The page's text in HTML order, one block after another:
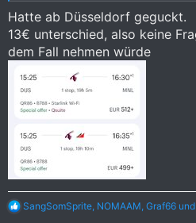
Hatte ab Düsseldorf geguckt.
13€ unterschied, also keine
dem Fall nehmen würde
R
SangSomSprite NOMAAM Graf66